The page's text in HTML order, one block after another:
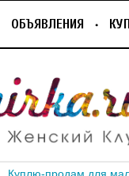
ОБЪЯВЛЕНИЯ